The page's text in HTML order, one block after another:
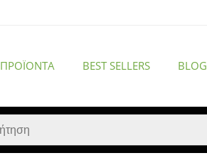
BEST SELLERS BLOG